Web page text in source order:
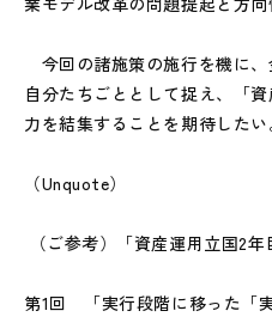
今回の諸施策の施行を機に
自分たちごととして捉え、「
力を結集することを期待したい
（Unquote）
（ご参考）「資産運用立国2年
第1回 「実行段階に移った「